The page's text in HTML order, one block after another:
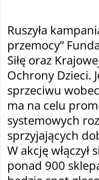
Ruszyła
przemocy”
Siłę oraz
Ochrony Dzieci.
sprzeciwu
ma na celu
systemowych
sprzyjających
W akcję włączył
ponad 900